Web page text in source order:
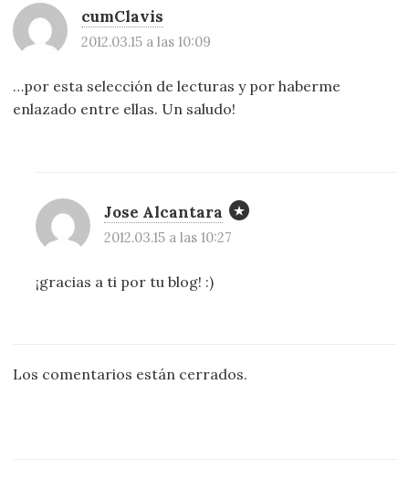
cumClavis
2012.03.15 a las 10:09
…por esta selección de lecturas y por haberme
enlazado entre ellas. Un saludo!
Jose Alcantara
2012.03.15 a las 10:27
¡gracias a ti por tu blog! :)
Los comentarios están cerrados.